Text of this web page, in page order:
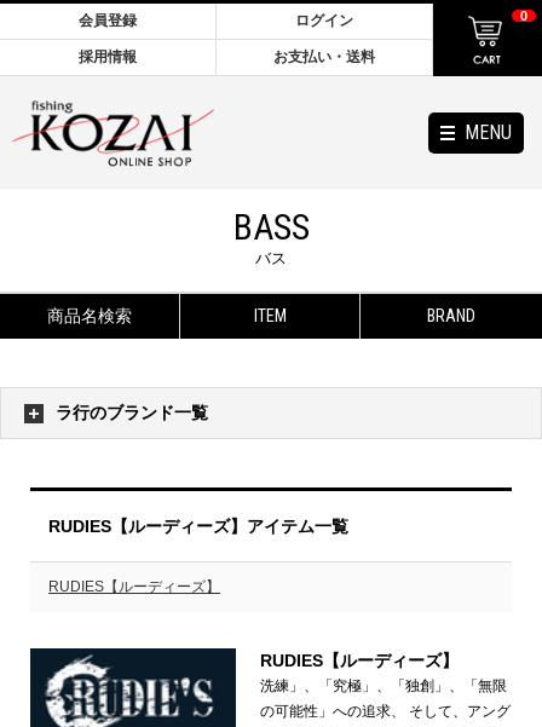
MENU
会員登録 ログイン
採用情報 お支払い・送料
0
BASS
バス
商品名検索 ITEM BRAND
ラ行のブランド一覧
RUDIES【ルーディーズ】アイテム一覧
RUDIES【ルーディーズ】
RUDIES【ルーディーズ】
洗練」、「究極」、「独創」、「無限
の可能性」への追求、 そして、アング